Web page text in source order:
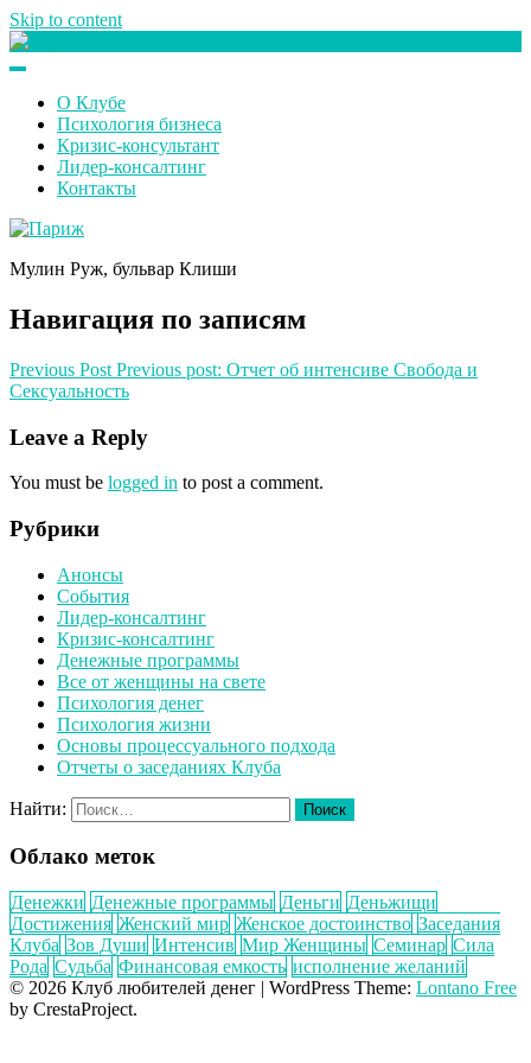
Skip to content
О Клубе
Психология бизнеса
Кризис-консультант
Лидер-консалтинг
Контакты
Мулин Руж, бульвар Клиши
Навигация по записям
Previous Post Previous post: Отчет об интенсиве Свобода и
Сексуальность
Leave a Reply
You must be logged in to post a comment.
Рубрики
Анонсы
События
Лидер-консалтинг
Кризис-консалтинг
Денежные программы
Все от женщины на свете
Психология денег
Психология жизни
Основы процессуального подхода
Отчеты о заседаниях Клуба
Найти:
Облако меток
Денежки Денежные программы Деньги Деньжищи
Достижения Женский мир Женское достоинство Заседания
Клуба Зов Души Интенсив Мир Женщины Семинар Сила
Рода Судьба Финансовая емкость исполнение желаний
© 2026 Клуб любителей денег | WordPress Theme: Lontano Free
by CrestaProject.